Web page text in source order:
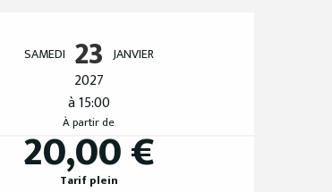
et
SAMEDI 23 JANVIER
2027
à 15:00
À partir de
20,00 €
Tarif plein